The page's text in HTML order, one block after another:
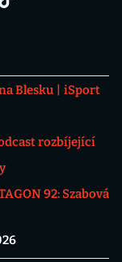
Blesku
iSport
rozbíjející
92: Szabová